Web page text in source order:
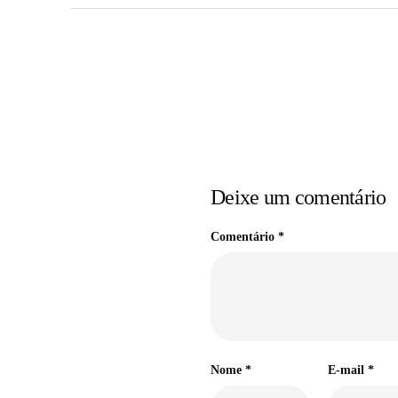
Deixe um comentário
Comentário*
Nome* E-mail*